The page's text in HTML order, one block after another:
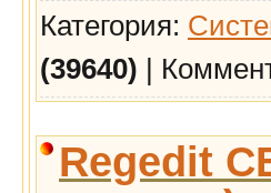
Категория:
(39640) |
Regedit